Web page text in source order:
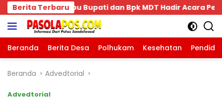
Langsung
ke
konten
Berita Terbaru
Hadir Acara Pengukuhan Keluarga Bima Dompu
Beranda Berita Desa Polhukam Kesehatan
Beranda Advedtorial
Advedtorial